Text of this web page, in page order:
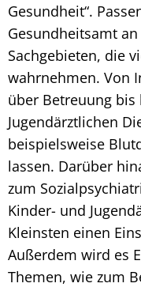
Gesundheit“.
Gesundheitsamt
Sachgebieten, die
wahrnehmen. Von
über Betreuung
Jugendärztlichen
beispielsweise
lassen. Darüber
zum
Kinder- und
Kleinsten einen
Außerdem wird es
Themen, wie zum